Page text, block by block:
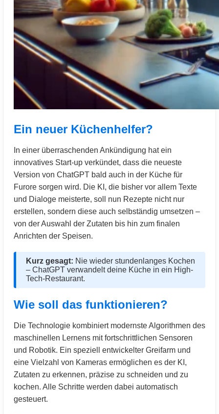
Ein neuer Küchenhelfer?
In einer überraschenden Ankündigung hat ein
innovatives Start-up verkündet, dass die neueste
Version von ChatGPT bald auch in der Küche für
Furore sorgen wird. Die KI, die bisher vor allem Texte
und Dialoge meisterte, soll nun Rezepte nicht nur
erstellen, sondern diese auch selbständig umsetzen –
von der Auswahl der Zutaten bis hin zum finalen
Anrichten der Speisen.
Kurz gesagt: Nie wieder stundenlanges Kochen
– ChatGPT verwandelt deine Küche in ein High-
Tech-Restaurant.
Wie soll das funktionieren?
Die Technologie kombiniert modernste Algorithmen des
maschinellen Lernens mit fortschrittlichen Sensoren
und Robotik. Ein speziell entwickelter Greifarm und
eine Vielzahl von Kameras ermöglichen es der KI,
Zutaten zu erkennen, präzise zu schneiden und zu
kochen. Alle Schritte werden dabei automatisch
gesteuert.